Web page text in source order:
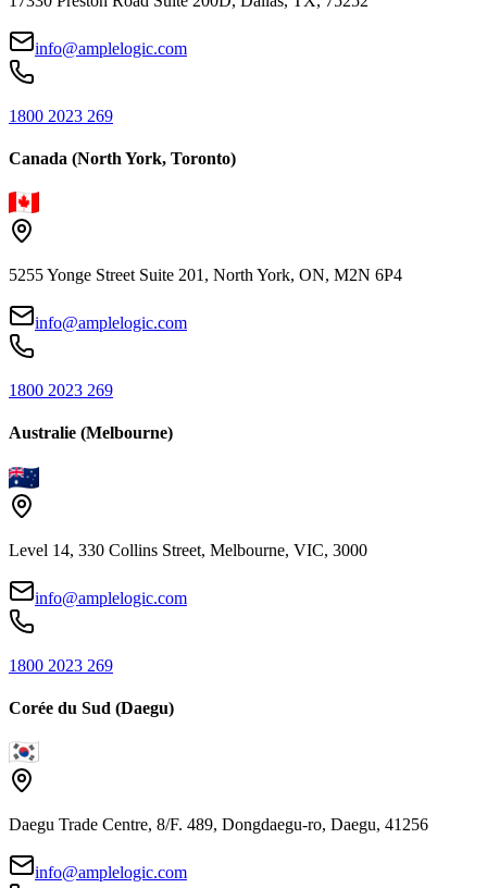
info@amplelogic.com
1800 2023 269
Canada (North York, Toronto)
5255 Yonge Street Suite 201, North York, ON, M2N 6P4
info@amplelogic.com
1800 2023 269
Australie (Melbourne)
Level 14, 330 Collins Street, Melbourne, VIC, 3000
info@amplelogic.com
1800 2023 269
Corée du Sud (Daegu)
Daegu Trade Centre, 8/F. 489, Dongdaegu-ro, Daegu, 41256
info@amplelogic.com